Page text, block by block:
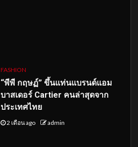
FASHION
“พีพี กฤษฏ์” ขึ้นแท่นแบรนด์แอม
บาสเดอร์ Cartier คนล่าสุดจาก
ประเทศไทย
2 เดือน ago admin